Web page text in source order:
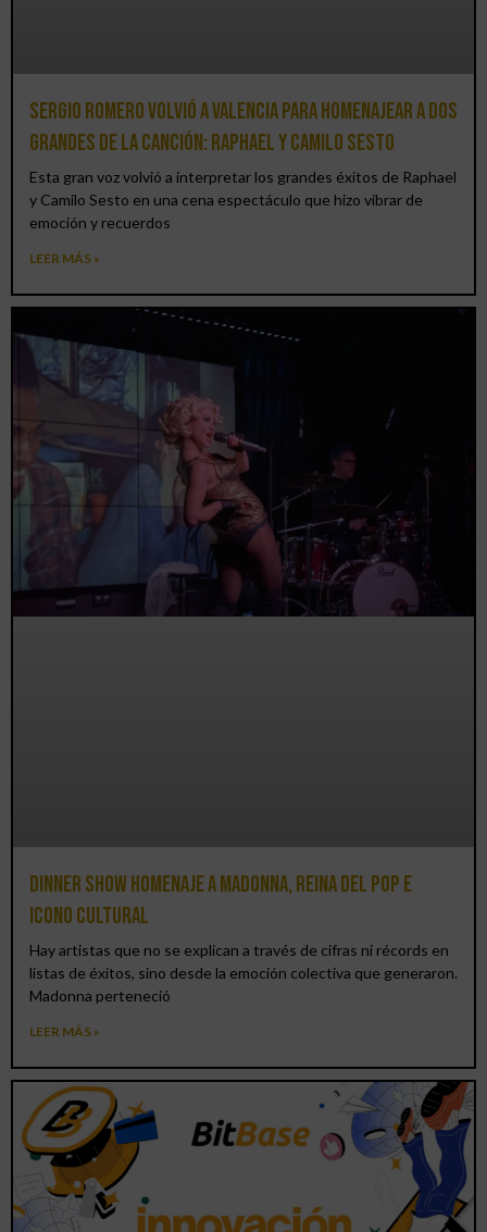
Sergio Romero volvió a Valencia para homenajear a dos
grandes de la canción: Raphael y Camilo Sesto
Esta gran voz volvió a interpretar los grandes éxitos de Raphael
y Camilo Sesto en una cena espectáculo que hizo vibrar de
emoción y recuerdos
LEER MÁS »
Dinner Show homenaje a Madonna, reina del pop e
icono cultural
Hay artistas que no se explican a través de cifras ni récords en
listas de éxitos, sino desde la emoción colectiva que generaron.
Madonna perteneció
LEER MÁS »